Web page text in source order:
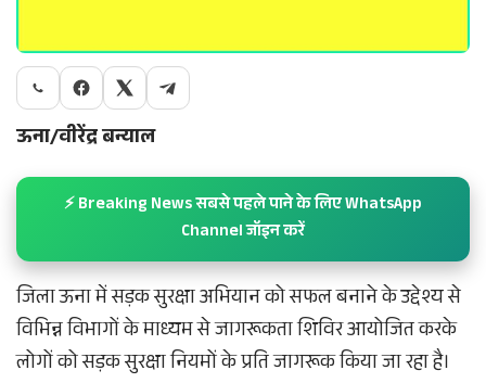
ऊना/वीरेंद्र बन्याल
⚡ Breaking News सबसे पहले पाने के लिए WhatsApp
Channel जॉइन करें
जिला ऊना में सड़क सुरक्षा अभियान को सफल बनाने के उद्देश्य से
विभिन्न विभागों के माध्यम से जागरूकता शिविर आयोजित करके
लोगों को सड़क सुरक्षा नियमों के प्रति जागरूक किया जा रहा है।